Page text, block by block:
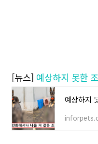
[뉴스] 예상하지 못한
예상하지